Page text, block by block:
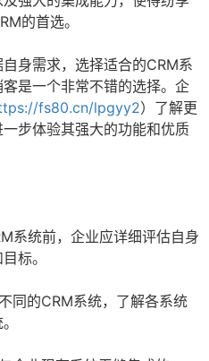
的首选。
身需求，选择适合的CRM系
是一个非常不错的选择。企
fs80.cn/lpgyy2）了解更
步体验其强大的功能和优质
系统前，企业应详细评估自身
标。
同的CRM系统，了解各系统